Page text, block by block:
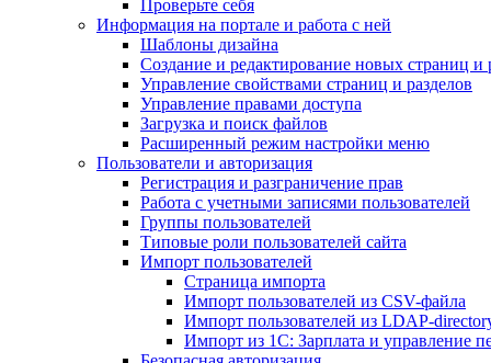
Проверьте себя
Информация на портале и работа с ней
Шаблоны дизайна
Создание и редактирование новых страниц и
Управление свойствами страниц и разделов
Управление правами доступа
Загрузка и поиск файлов
Расширенный режим настройки меню
Пользователи и авторизация
Регистрация и разграничение прав
Работа с учетными записями пользователей
Группы пользователей
Типовые роли пользователей сайта
Импорт пользователей
Страница импорта
Импорт пользователей из CSV-файла
Импорт пользователей из LDAP-
Импорт из 1С: Зарплата и управление